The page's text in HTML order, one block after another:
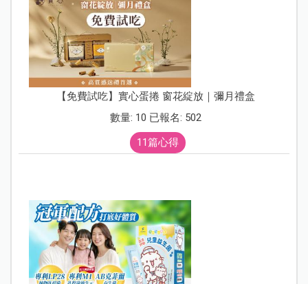
【免費試吃】實心蛋捲 窗花綻放｜彌月禮盒
數量: 10 已報名: 502
11篇心得